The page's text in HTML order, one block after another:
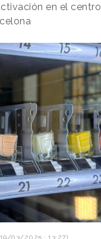
en el
03/2025 · 13:27)